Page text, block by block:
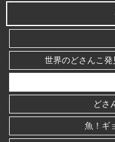
世界のどさんこ発
どさ
魚！ギ